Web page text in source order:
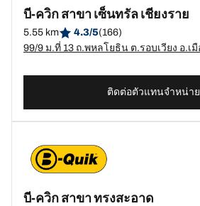
บี-ควิก สาขา เซ็นทรัล เชียงราย
5.55 km 4.3/5(166)
ติดต่อตัวแทนจำหน่าย
บี-ควิก สาขา ทรงสะอาด